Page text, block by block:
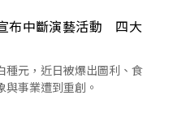
布中斷演藝活動 四大
種元，近日被爆出圖利、食
事業遭到重創。